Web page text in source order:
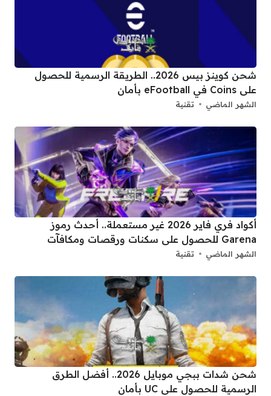
شحن كوينز بيس 2026.. الطريقة الرسمية للحصول
على Coins في eFootball بأمان
الشهر الماضي تقنية
أكواد فري فاير 2026 غير مستعملة.. أحدث رموز
Garena للحصول على سكنات ورقصات ومكافآت
الشهر الماضي تقنية
شحن شدات ببجي موبايل 2026.. أفضل الطرق
الرسمية للحصول على UC بأمان